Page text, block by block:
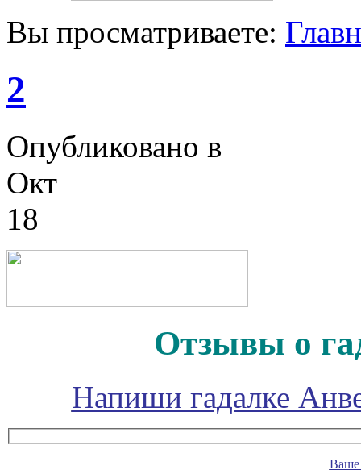
Вы просматриваете:
2
Опубликовано в
Окт
18
Отзывы о
Напиши гадалке
Ваше